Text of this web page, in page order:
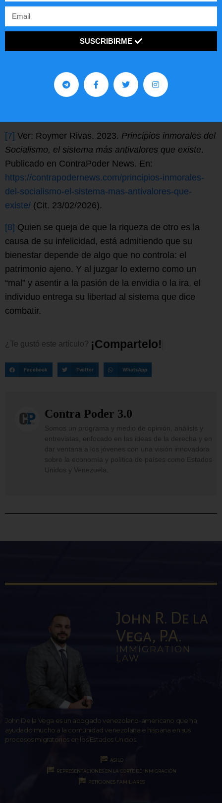
[5]Para Epicteto, los seres humanos son fragmentos
de la divinidad —
ser humano, le otorgó una parte de su propia
racionalidad. Debido a éste origen divino, esa
absolutamente incoercible por causas externas. Ver:
. Libro I, I, 10-12, pág. 57.
[7] Ver: Roymer Rivas. 2023. Principios inmorales del
Socialismo, el sistema más antivalores que existe.
Publicado en ContraPoder News. En:
https://contrapodernews.com/principios-inmorales-
del-socialismo-el-sistema-mas-antivalores-que-
existe/ (Cit. 23/02/2026).
[8] Quien se queja de que la riqueza de otro es la
causa de su infelicidad, está admitiendo que su
bienestar depende de algo que no controla: el
patrimonio ajeno. Y al juzgar lo externo como un
“mal” y asentir a la pasión de la envidia o la ira, el
individuo entrega su libertad al sistema que dice
combatir.
¿Te gustó este artículo? ¡Compartelo!
Facebook Twitter WhatsApp
Contra Poder 3.0
Somos un programa y medio de opinión, análisis y
entrevistas, enfocado en las ideas de la derecha y en
dar ventana a los jóvenes con una visión innovadora
sobre la economía y política de países como Estados
Unidos y Venezuela.
John R. De la
Vega, P.A.
IMMIGRATION
LAW
John De la Vega es un abogado venezolano-americano que ha
ayudado mucho a la comunidad venezolana e hispana en sus
procesos migratorios en los Estados Unidos.
ASILO
REPRESENTACIONES EN LA CORTE DE INMIGRACIÓN
PETICIONES FAMILIARES
SUSCRIBIRME